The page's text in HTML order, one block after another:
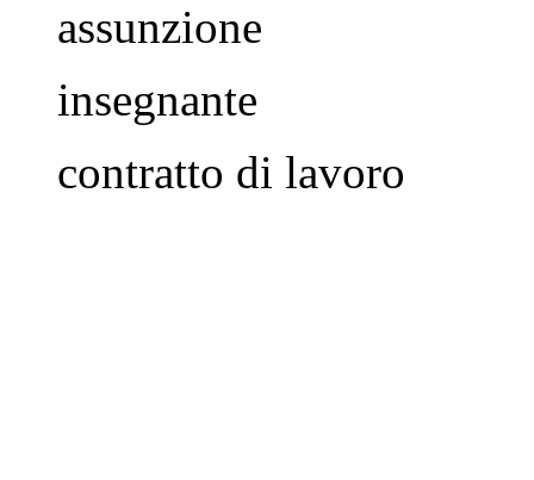
assunzione
insegnante
contratto di lavoro